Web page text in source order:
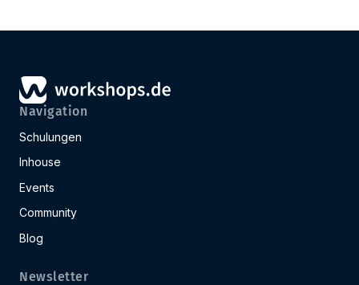
Navigation
Schulungen
Inhouse
Events
Community
Blog
Newsletter